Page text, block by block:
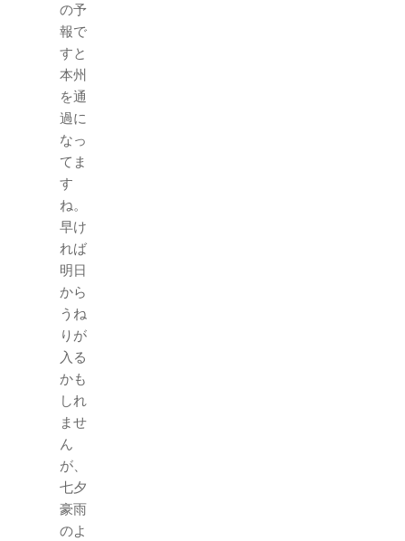
の予
報で
すと
本州
を通
過に
なっ
てま
す
ね。
早け
れば
明日
から
うね
りが
入る
かも
しれ
ませ
ん
が、
七夕
豪雨
のよ